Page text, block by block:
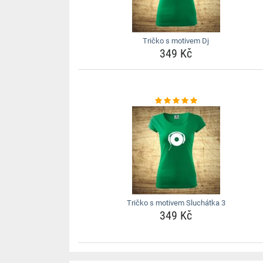
Tričko s motivem Dj
349 Kč
Tričko s motivem Sluchátka 3
349 Kč